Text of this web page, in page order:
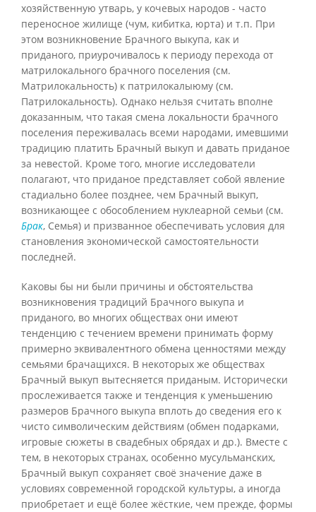
хозяйственную утварь, у кочевых народов - часто
переносное жилище (чум, кибитка, юрта) и т.п. При
этом возникновение Брачного выкупа, как и
приданого, приурочивалось к периоду перехода от
матрилокального брачного поселения (см.
Матрилокальность) к патрилокалыюму (см.
Патрилокальность). Однако нельзя считать вполне
доказанным, что такая смена локальности брачного
поселения переживалась всеми народами, имевшими
традицию платить Брачный выкуп и давать приданое
за невестой. Кроме того, многие исследователи
полагают, что приданое представляет собой явление
стадиально более позднее, чем Брачный выкуп,
возникающее с обособлением нуклеарной семьи (см.
Брак, Семья) и призванное обеспечивать условия для
становления экономической самостоятельности
последней.
Каковы бы ни были причины и обстоятельства
возникновения традиций Брачного выкупа и
приданого, во многих обществах они имеют
тенденцию с течением времени принимать форму
примерно эквивалентного обмена ценностями между
семьями брачащихся. В некоторых же обществах
Брачный выкуп вытесняется приданым. Исторически
прослеживается также и тенденция к уменьшению
размеров Брачного выкупа вплоть до сведения его к
чисто символическим действиям (обмен подарками,
игровые сюжеты в свадебных обрядах и др.). Вместе с
тем, в некоторых странах, особенно мусульманских,
Брачный выкуп сохраняет своё значение даже в
условиях современной городской культуры, а иногда
приобретает и ещё более жёсткие, чем прежде, формы